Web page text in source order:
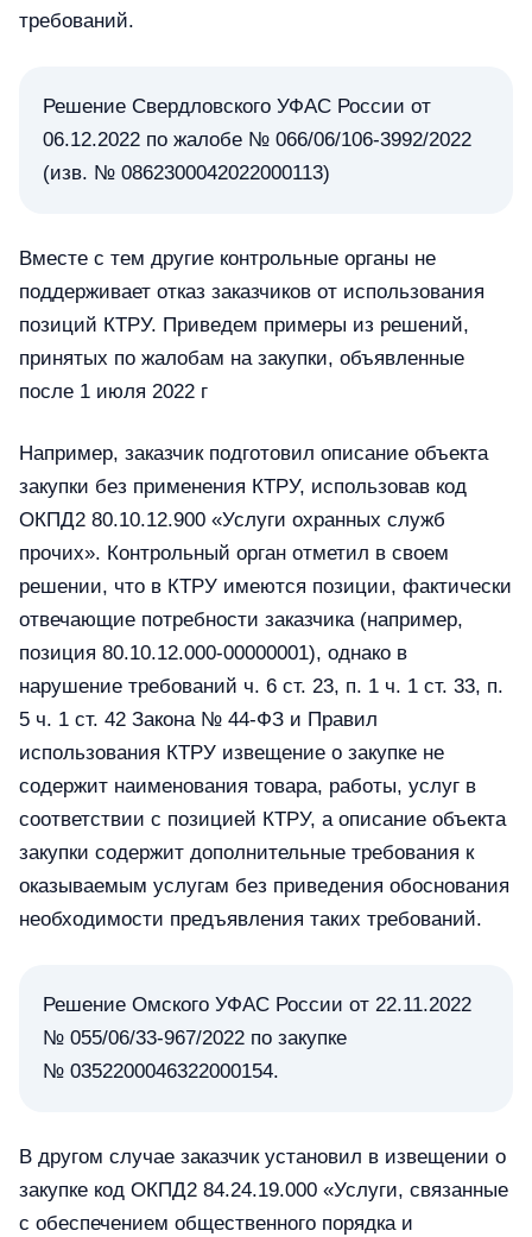
требований.
Решение Свердловского УФАС России от
06.12.2022 по жалобе № 066/06/106-3992/2022
(изв. № 0862300042022000113)
Вместе с тем другие контрольные органы не
поддерживает отказ заказчиков от использования
позиций КТРУ. Приведем примеры из решений,
принятых по жалобам на закупки, объявленные
после 1 июля 2022 г
Например, заказчик подготовил описание объекта
закупки без применения КТРУ, использовав код
ОКПД2 80.10.12.900 «Услуги охранных служб
прочих». Контрольный орган отметил в своем
решении, что в КТРУ имеются позиции, фактически
отвечающие потребности заказчика (например,
позиция 80.10.12.000-00000001), однако в
нарушение требований ч. 6 ст. 23, п. 1 ч. 1 ст. 33, п.
5 ч. 1 ст. 42 Закона № 44-ФЗ и Правил
использования КТРУ извещение о закупке не
содержит наименования товара, работы, услуг в
соответствии с позицией КТРУ, а описание объекта
закупки содержит дополнительные требования к
оказываемым услугам без приведения обоснования
необходимости предъявления таких требований.
Решение Омского УФАС России от 22.11.2022
№ 055/06/33-967/2022 по закупке
№ 0352200046322000154.
В другом случае заказчик установил в извещении о
закупке код ОКПД2 84.24.19.000 «Услуги, связанные
с обеспечением общественного порядка и